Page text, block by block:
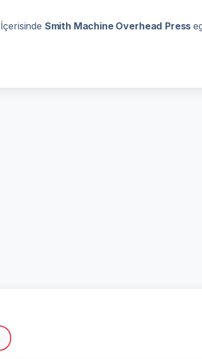
Smith Machine Overhead Press